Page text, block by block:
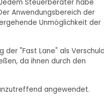
Steuerberater habe
Anwendungsbereich der
Unmöglichkeit der
"Fast Lane" als
da ihnen durch den
angewendet.